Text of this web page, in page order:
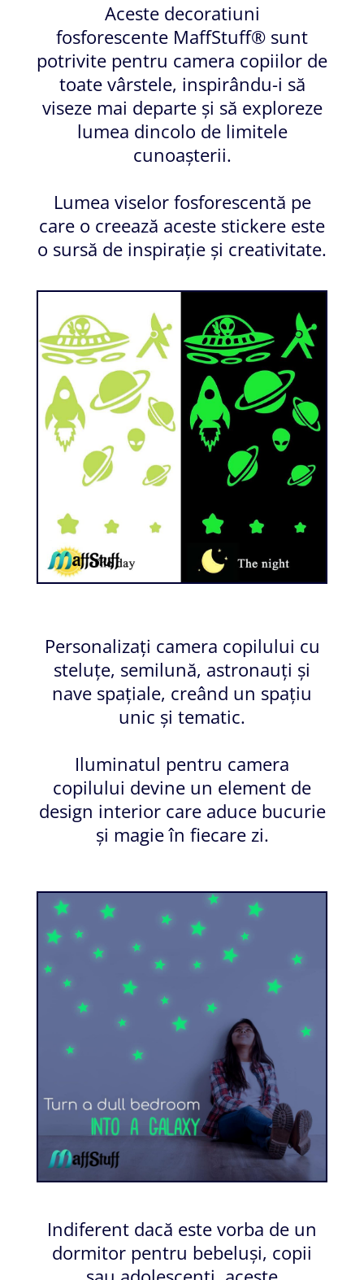
Aceste decoratiuni
fosforescente MaffStuff® sunt
potrivite pentru camera copiilor de
toate vârstele, inspirându-i să
viseze mai departe și să exploreze
lumea dincolo de limitele
cunoașterii.
Lumea viselor fosforescentă pe
care o creează aceste stickere este
o sursă de inspirație și creativitate.
Personalizați camera copilului cu
steluțe, semilună, astronauți și
nave spațiale, creând un spațiu
unic și tematic.
Iluminatul pentru camera
copilului devine un element de
design interior care aduce bucurie
și magie în fiecare zi.
Indiferent dacă este vorba de un
dormitor pentru bebeluși, copii